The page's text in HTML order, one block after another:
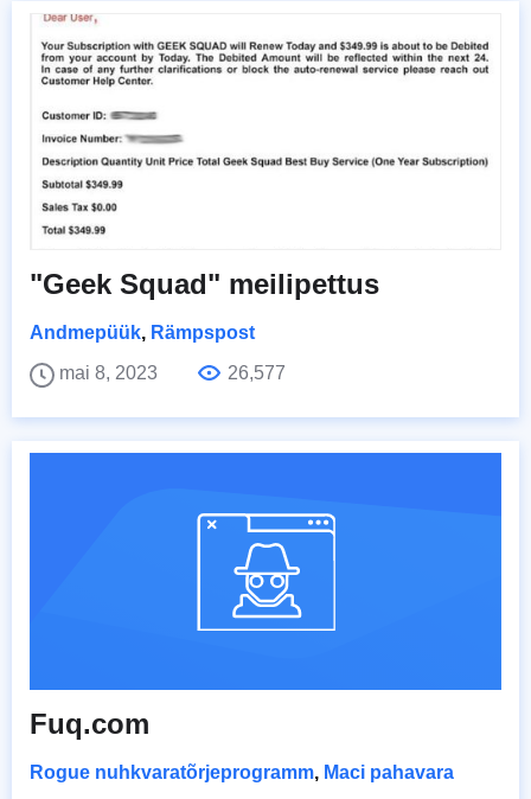
"Geek Squad" meilipettus
Andmepüük, Rämpspost
mai 8, 2023
26,577
Fuq.com
Rogue nuhkvaratõrjeprogramm, Maci pahavara